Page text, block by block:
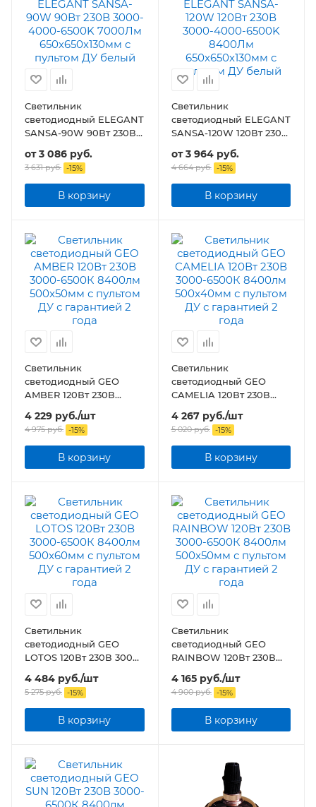
Светильник
светодиодный ELEGANT
SANSA-90W 90Вт 230В
7000Лм 650х650х130мм
c пультом ДУ белый
от3 086 руб.
3 631 руб. -15%
В корзину
Светильник
светодиодный ELEGANT
SANSA-120W 120Вт 230В
8400Лм 650х650х130мм
c пультом ДУ белый
от3 964 руб.
4 664 руб. -15%
В корзину
Светильник
светодиодный GEO
AMBER 120Вт 230В
3000-6500К 8400лм
500x50мм с пультом ДУ
4 229 руб./шт
4 975руб. -15%
В корзину
Светильник
светодиодный GEO
CAMELIA 120Вт 230В
3000-6500К 8400лм
500x40мм с пультом ДУ
4 267руб./шт
5 020руб. -15%
В корзину
Светильник
светодиодный GEO
LOTOS 120Вт 230В 3000-
6500К 8400лм
500x60мм с пультом ДУ
4 484 руб./шт
5 275руб. -15%
В корзину
Светильник
светодиодный GEO
RAINBOW 120Вт 230В
3000-6500К 8400лм
500x50мм с пультом ДУ
4 165руб./шт
4 900руб. -15%
В корзину